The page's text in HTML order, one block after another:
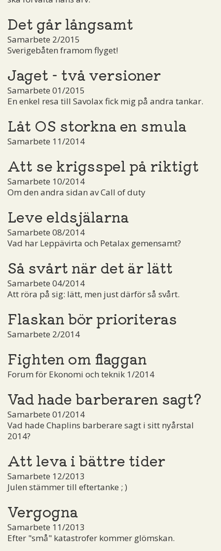
Det går långsamt
Samarbete 2/2015
Sverigebåten framom flyget!
Jaget - två versioner
Samarbete 01/2015
En enkel resa till Savolax fick mig på andra tankar.
Låt OS storkna en smula
Samarbete 11/2014
Att se krigsspel på riktigt
Samarbete 10/2014
Om den andra sidan av Call of duty
Leve eldsjälarna
Samarbete 08/2014
Vad har Leppävirta och Petalax gemensamt?
Så svårt när det är lätt
Samarbete 04/2014
Att röra på sig: lätt, men just därför så svårt.
Flaskan bör prioriteras
Samarbete 2/2014
Fighten om flaggan
Forum för Ekonomi och teknik 1/2014
Vad hade barberaren sagt?
Samarbete 01/2014
Vad hade Chaplins barberare sagt i sitt nyårstal
2014?
Att leva i bättre tider
Samarbete 12/2013
Julen stämmer till eftertanke ; )
Vergogna
Samarbete 11/2013
Efter "små" katastrofer kommer glömskan.